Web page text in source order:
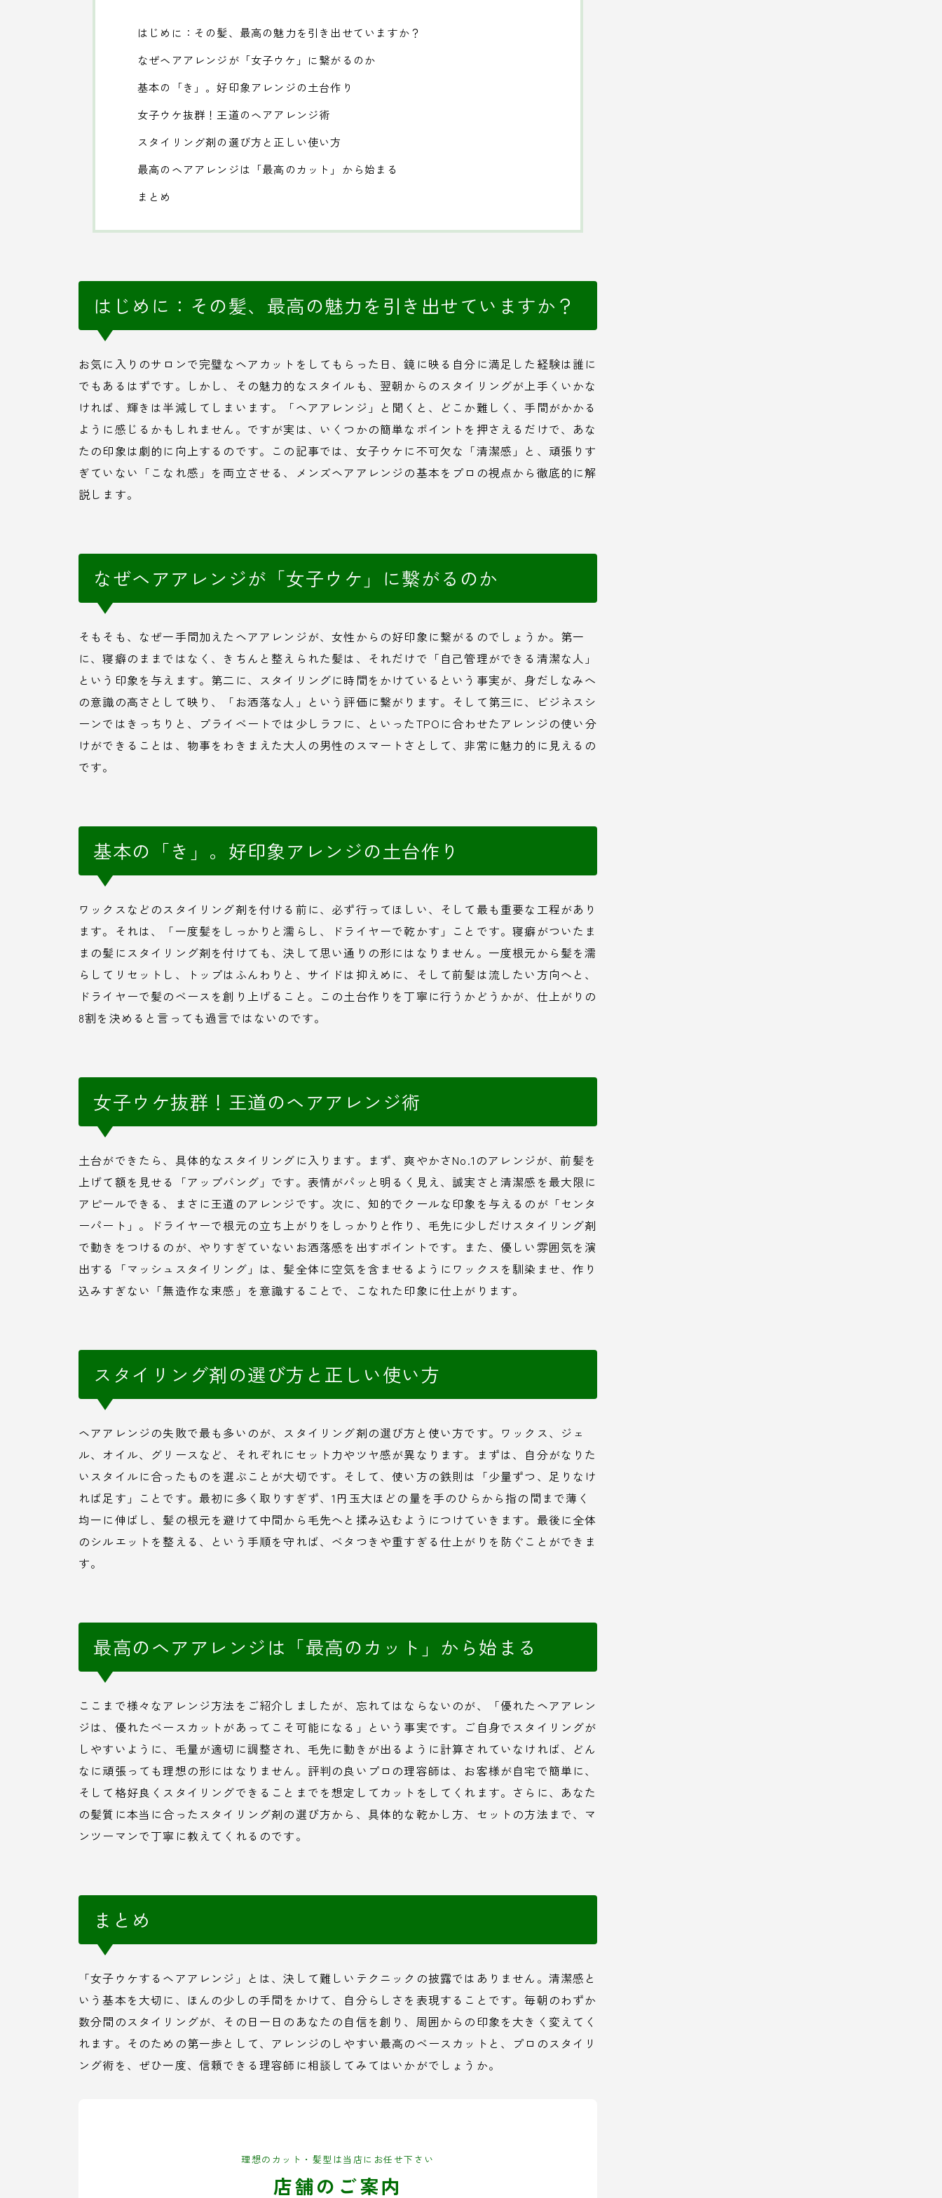
はじめに：その髪、最高の魅力を引き出せていますか？
なぜヘアアレンジが「女子ウケ」に繋がるのか
基本の「き」。好印象アレンジの土台作り
女子ウケ抜群！王道のヘアアレンジ術
スタイリング剤の選び方と正しい使い方
最高のヘアアレンジは「最高のカット」から始まる
まとめ
はじめに：その髪、最高の魅力を引き出せていますか？
お気に入りのサロンで完璧なヘアカットをしてもらった日、鏡に映る自分に満足した経験は誰に
でもあるはずです。しかし、その魅力的なスタイルも、翌朝からのスタイリングが上手くいかな
ければ、輝きは半減してしまいます。「ヘアアレンジ」と聞くと、どこか難しく、手間がかかる
ように感じるかもしれません。ですが実は、いくつかの簡単なポイントを押さえるだけで、あな
たの印象は劇的に向上するのです。この記事では、女子ウケに不可欠な「清潔感」と、頑張りす
ぎていない「こなれ感」を両立させる、メンズヘアアレンジの基本をプロの視点から徹底的に解
説します。
なぜヘアアレンジが「女子ウケ」に繋がるのか
そもそも、なぜ一手間加えたヘアアレンジが、女性からの好印象に繋がるのでしょうか。第一
に、寝癖のままではなく、きちんと整えられた髪は、それだけで「自己管理ができる清潔な人」
という印象を与えます。第二に、スタイリングに時間をかけているという事実が、身だしなみへ
の意識の高さとして映り、「お洒落な人」という評価に繋がります。そして第三に、ビジネスシ
ーンではきっちりと、プライベートでは少しラフに、といったTPOに合わせたアレンジの使い分
けができることは、物事をわきまえた大人の男性のスマートさとして、非常に魅力的に見えるの
です。
基本の「き」。好印象アレンジの土台作り
ワックスなどのスタイリング剤を付ける前に、必ず行ってほしい、そして最も重要な工程があり
ます。それは、「一度髪をしっかりと濡らし、ドライヤーで乾かす」ことです。寝癖がついたま
まの髪にスタイリング剤を付けても、決して思い通りの形にはなりません。一度根元から髪を濡
らしてリセットし、トップはふんわりと、サイドは抑えめに、そして前髪は流したい方向へと、
ドライヤーで髪のベースを創り上げること。この土台作りを丁寧に行うかどうかが、仕上がりの
8割を決めると言っても過言ではないのです。
女子ウケ抜群！王道のヘアアレンジ術
土台ができたら、具体的なスタイリングに入ります。まず、爽やかさNo.1のアレンジが、前髪を
上げて額を見せる「アップバング」です。表情がパッと明るく見え、誠実さと清潔感を最大限に
アピールできる、まさに王道のアレンジです。次に、知的でクールな印象を与えるのが「センタ
ーパート」。ドライヤーで根元の立ち上がりをしっかりと作り、毛先に少しだけスタイリング剤
で動きをつけるのが、やりすぎていないお洒落感を出すポイントです。また、優しい雰囲気を演
出する「マッシュスタイリング」は、髪全体に空気を含ませるようにワックスを馴染ませ、作り
込みすぎない「無造作な束感」を意識することで、こなれた印象に仕上がります。
スタイリング剤の選び方と正しい使い方
ヘアアレンジの失敗で最も多いのが、スタイリング剤の選び方と使い方です。ワックス、ジェ
ル、オイル、グリースなど、それぞれにセット力やツヤ感が異なります。まずは、自分がなりた
いスタイルに合ったものを選ぶことが大切です。そして、使い方の鉄則は「少量ずつ、足りなけ
れば足す」ことです。最初に多く取りすぎず、1円玉大ほどの量を手のひらから指の間まで薄く
均一に伸ばし、髪の根元を避けて中間から毛先へと揉み込むようにつけていきます。最後に全体
のシルエットを整える、という手順を守れば、ベタつきや重すぎる仕上がりを防ぐことができま
す。
最高のヘアアレンジは「最高のカット」から始まる
ここまで様々なアレンジ方法をご紹介しましたが、忘れてはならないのが、「優れたヘアアレン
ジは、優れたベースカットがあってこそ可能になる」という事実です。ご自身でスタイリングが
しやすいように、毛量が適切に調整され、毛先に動きが出るように計算されていなければ、どん
なに頑張っても理想の形にはなりません。評判の良いプロの理容師は、お客様が自宅で簡単に、
そして格好良くスタイリングできることまでを想定してカットをしてくれます。さらに、あなた
の髪質に本当に合ったスタイリング剤の選び方から、具体的な乾かし方、セットの方法まで、マ
ンツーマンで丁寧に教えてくれるのです。
まとめ
「女子ウケするヘアアレンジ」とは、決して難しいテクニックの披露ではありません。清潔感と
いう基本を大切に、ほんの少しの手間をかけて、自分らしさを表現することです。毎朝のわずか
数分間のスタイリングが、その日一日のあなたの自信を創り、周囲からの印象を大きく変えてく
れます。そのための第一歩として、アレンジのしやすい最高のベースカットと、プロのスタイリ
ング術を、ぜひ一度、信頼できる理容師に相談してみてはいかがでしょうか。
理想のカット・髪型は当店にお任せ下さい
店舗のご案内